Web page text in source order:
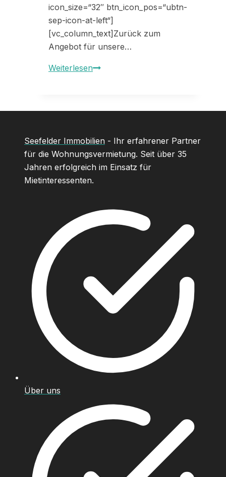
icon_size=“32″ btn_icon_pos=“ubtn-
sep-icon-at-left“]
[vc_column_text]Zurück zum
Angebot für unsere…
WeiterlesenBonitätsprüfung
Seefelder Immobilien - Ihr erfahrener Partner
für die Wohnungsvermietung. Seit über 35
Jahren erfolgreich im Einsatz für
Mietinteressenten.
Über uns